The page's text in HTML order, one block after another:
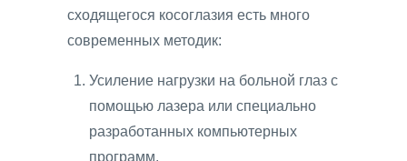
сходящегося косоглазия есть много
современных методик:
Усиление нагрузки на больной глаз с
помощью лазера или специально
разработанных компьютерных
программ.